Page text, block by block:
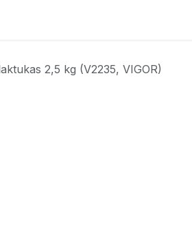
2,5 kg (V2235, VIGOR)